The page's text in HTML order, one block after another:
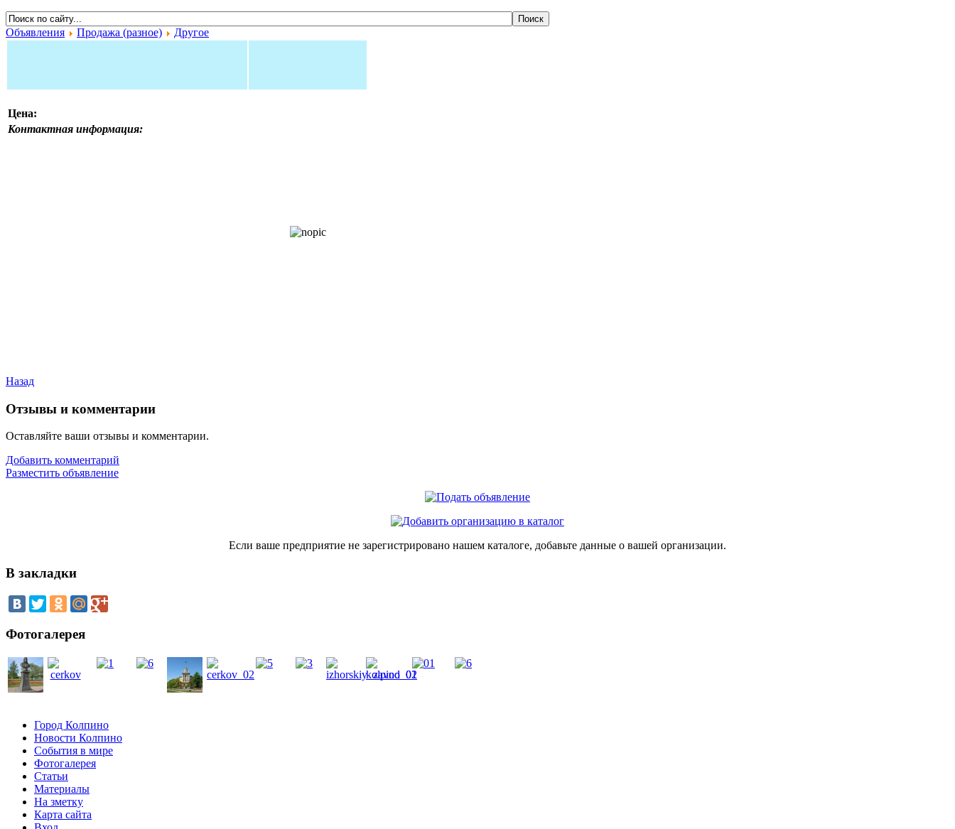
Объявления Продажа (разное) Другое
Цена:
Контактная информация:
Назад
Отзывы и комментарии
Оставляйте ваши отзывы и комментарии.
Добавить комментарий
Разместить объявление
Если ваше предприятие не зарегистрировано нашем каталоге, добавьте данные о вашей организации.
В закладки
Фотогалерея
Город Колпино
Новости Колпино
События в мире
Фотогалерея
Статьи
Материалы
На зметку
Карта сайта